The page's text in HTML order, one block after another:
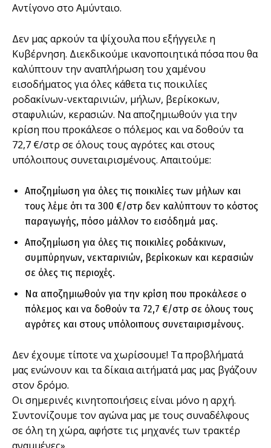
Αντίγονο στο Αμύνταιο.
Δεν μας αρκούν τα ψίχουλα που εξήγγειλε η
Κυβέρνηση. Διεκδικούμε ικανοποιητικά πόσα που θα
καλύπτουν την αναπλήρωση του χαμένου
εισοδήματος για όλες κάθετα τις ποικιλίες
ροδακίνων-νεκταρινιών, μήλων, βερίκοκων,
σταφυλιών, κερασιών. Να αποζημιωθούν για την
κρίση που προκάλεσε ο πόλεμος και να δοθούν τα
72,7 €/στρ σε όλους τους αγρότες και στους
υπόλοιπους συνεταιρισμένους. Απαιτούμε:
Αποζημίωση για όλες τις ποικιλίες των μήλων και
τους λέμε ότι τα 300 €/στρ δεν καλύπτουν το κόστος
παραγωγής, πόσο μάλλον το εισόδημά μας.
Αποζημίωση για όλες τις ποικιλίες ροδάκινων,
συμπύρηνων, νεκταρινιών, βερίκοκων και κερασιών
σε όλες τις περιοχές.
Να αποζημιωθούν για την κρίση που προκάλεσε ο
πόλεμος και να δοθούν τα 72,7 €/στρ σε όλους τους
αγρότες και στους υπόλοιπους συνεταιρισμένους.
Δεν έχουμε τίποτε να χωρίσουμε! Τα προβλήματά
μας ενώνουν και τα δίκαια αιτήματά μας μας βγάζουν
στον δρόμο.
Οι σημερινές κινητοποιήσεις είναι μόνο η αρχή.
Συντονίζουμε τον αγώνα μας με τους συναδέλφους
σε όλη τη χώρα, αφήστε τις μηχανές των τρακτέρ